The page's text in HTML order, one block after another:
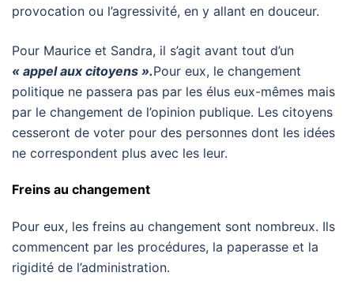
provocation ou l’agressivité, en y allant en douceur.
Pour Maurice et Sandra, il s’agit avant tout d’un
« appel aux citoyens ».Pour eux, le changement
politique ne passera pas par les élus eux-mêmes mais
par le changement de l’opinion publique. Les citoyens
cesseront de voter pour des personnes dont les idées
ne correspondent plus avec les leur.
Freins au changement
Pour eux, les freins au changement sont nombreux. Ils
commencent par les procédures, la paperasse et la
rigidité de l’administration.